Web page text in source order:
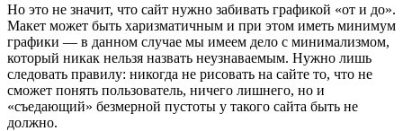
Но это не значит, что сайт нужно забивать графикой «от и до».
Макет может быть харизматичным и при этом иметь минимум
графики — в данном случае мы имеем дело с минимализмом,
который никак нельзя назвать неузнаваемым. Нужно лишь
следовать правилу: никогда не рисовать на сайте то, что не
сможет понять пользователь, ничего лишнего, но и
«съедающий» безмерной пустоты у такого сайта быть не
должно.